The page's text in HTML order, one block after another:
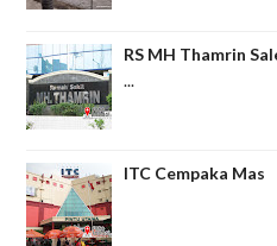
RS MH Thamrin
...
ITC Cempaka Mas